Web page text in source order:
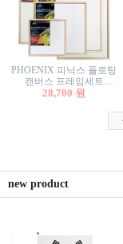
PHOENIX 피닉스 플로팅
캔버스 프레임세트
50x50cm/액자캔버스/인테
28,700 원
new product